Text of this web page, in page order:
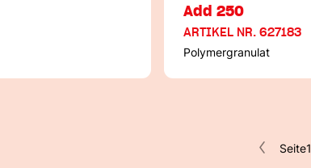
Add 250
ARTIKEL NR. 627183
Polymergranulat
Seite1